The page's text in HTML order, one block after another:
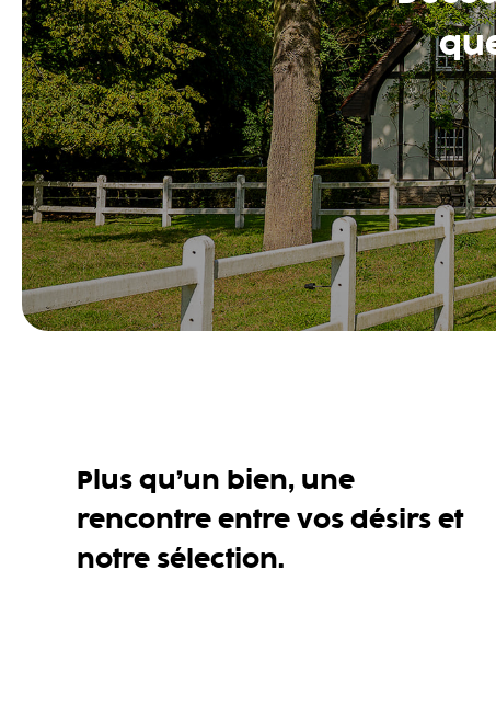
Plus qu’un bien, une
rencontre entre vos désirs et
notre sélection.